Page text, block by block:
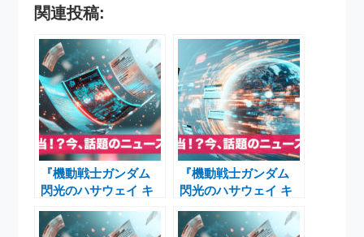
関連投稿:
『機動戦士ガンダム
閃光のハサウェイ キ
ダム新装備・アリュゼ
『機動戦士ガンダム
閃光のハサウェイ キ
トと新作映画発表に迫